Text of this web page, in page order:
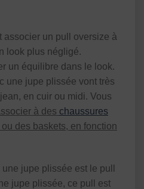
associer un pull oversize à
look plus négligé.
un équilibre dans le look.
une jupe plissée vont très
en cuir ou midi. Vous
à des chaussures
ou des baskets, en fonction
jupe plissée est le pull
jupe plissée, ce pull est